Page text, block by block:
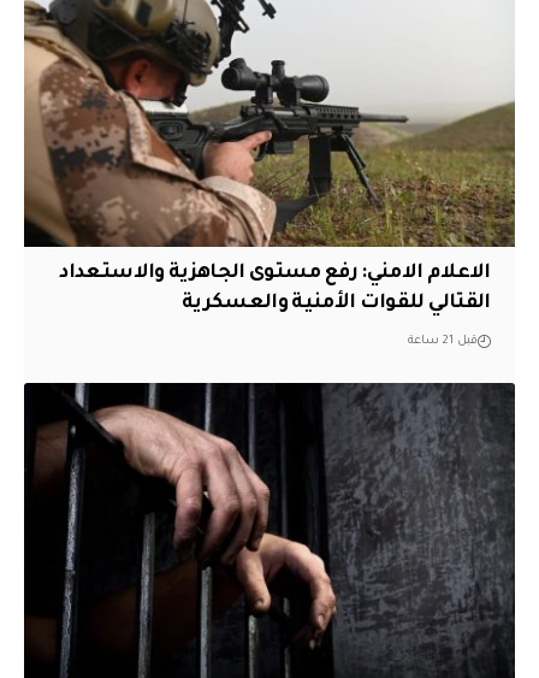
الاعلام الامني: رفع مستوى الجاهزية والاستعداد
القتالي للقوات الأمنية والعسكرية
قبل 21 ساعة